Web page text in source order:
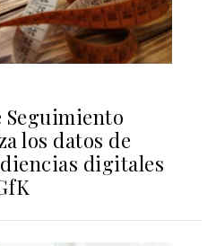
Seguimiento
los datos de
digitales